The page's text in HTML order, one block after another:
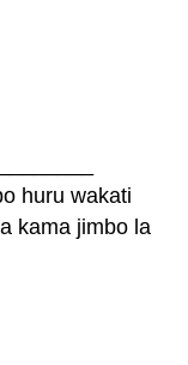
huru wakati
kama jimbo la